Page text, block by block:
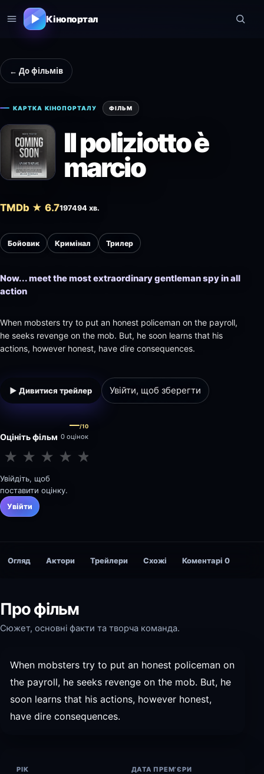
Кінопортал
← До фільмів
КАРТКА КІНОПОРТАЛУ ФІЛЬМ
Il poliziotto è
marcio
TMDb ★ 6.7197494 хв.
Бойовик Кримінал Трилер
Now... meet the most extraordinary gentleman spy in all
action
When mobsters try to put an honest policeman on the payroll,
he seeks revenge on the mob. But, he soon learns that his
actions, however honest, have dire consequences.
▶ Дивитися трейлер Увійти, щоб зберегти
Оцініть фільм
—/10
0 оцінок
★ ★ ★ ★ ★
Увійдіть, щоб
поставити оцінку.
Увійти
Огляд Актори Трейлери Схожі Коментарі 0
Про фільм
Сюжет, основні факти та творча команда.
When mobsters try to put an honest policeman on
the payroll, he seeks revenge on the mob. But, he
soon learns that his actions, however honest,
have dire consequences.
РІК ДАТА ПРЕМ’ЄРИ